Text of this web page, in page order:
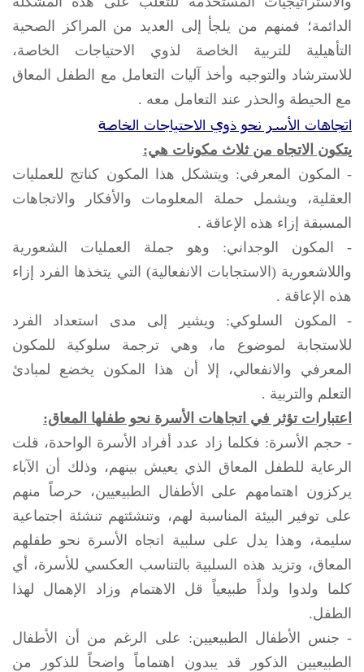
الدائمة؛ فمنهم من يلجأ إلى العديد من المراكز الصحية
التأهيلية للتربية الخاصة لذوي الاحتياجات الخاصة،
للاسترشاد والتوجيه وأخذ آليات التعامل مع الطفل المعاق
مع الحيطة والحذر عند التعامل معه .
اتجاهات الأسر نحو ذوي الاحتياجات الخاصة
يتكون الاتجاه من ثلاث مكونات هي:
- المكون المعرفي: ويتشكل هذا المكون كناتج للعمليات
العقلية، ويشمل حملة المعلومات والأفكار والاتجاهات
المسبقة إزاء هذه الإعاقة .
- المكون الوجداني: وهو جملة العمليات الشعورية
واللاشعورية (الاستجابات الانفعالية) التي يتخذها الفرد إزاء
هذه الإعاقة .
- المكون السلوكي: ويشير إلى مدى استعداد الفرد
للاستجابة لموضوع ما، وهي ترجمة سلوكية للمكون
المعرفي والانفعالي، إلا أن هذا المكون يخضع لمبادئ
التعلم والتربية .
اعتبارات تؤثر في اتجاهات الأسرة نحو طفلها المعاق:
- حجم الأسرة: فكلما زاد عدد أفراد الأسرة الواحدة، قلت
الرعاية للطفل المعاق الذي يعيش بينهم، وذلك أن الآباء
يركزون اهتمامهم على الأطفال الطبيعيين، حرصاً منهم
على توفير البيئة المناسبة لهم، وتنشئتهم تنشئة اجتماعية
سليمة، وهذا يدل على سلبية اتجاه الأسرة نحو طفلهم
المعاق، وتزيد هذه السلبية بالتناسب العكسي للأسرة، أي
كلما ولدوا ولداً طبيعياً قل الاهتمام وزاد الإهمال لهذا
الطفل.
- جنس الأطفال الطبيعيين: على الرغم من أن الأطفال
الطبيعيين الذكور قد يبدون اهتماماً واضحاً للذكور من